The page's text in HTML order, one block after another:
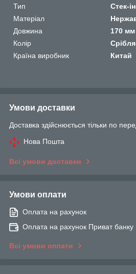
Тип
Стек-
Матеріал
Довжина
170 мм
Колір
Країна виробник
Китай
Умови доставки
Доставка здійснюється тільки по
Нова Пошта
Всі умови доставки
Умови оплати
Оплата на рахунок
Оплата на рахунок Приват банку
Всі умови оплати